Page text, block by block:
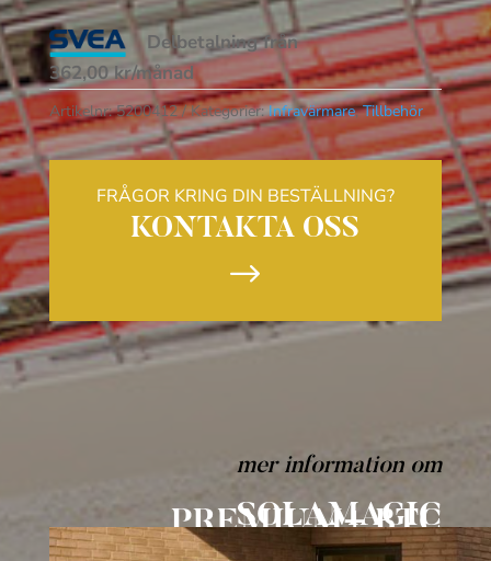
BTC
mängd
Delbetalning från
362,00kr/månad
Artikelnr:5200412 Kategorier:Infravärmare,Tillbehör
FRÅGOR KRING DIN BESTÄLLNING?
KONTAKTA OSS
$
mer information om
SOLAMAGIC
PREMIUM+ BTC